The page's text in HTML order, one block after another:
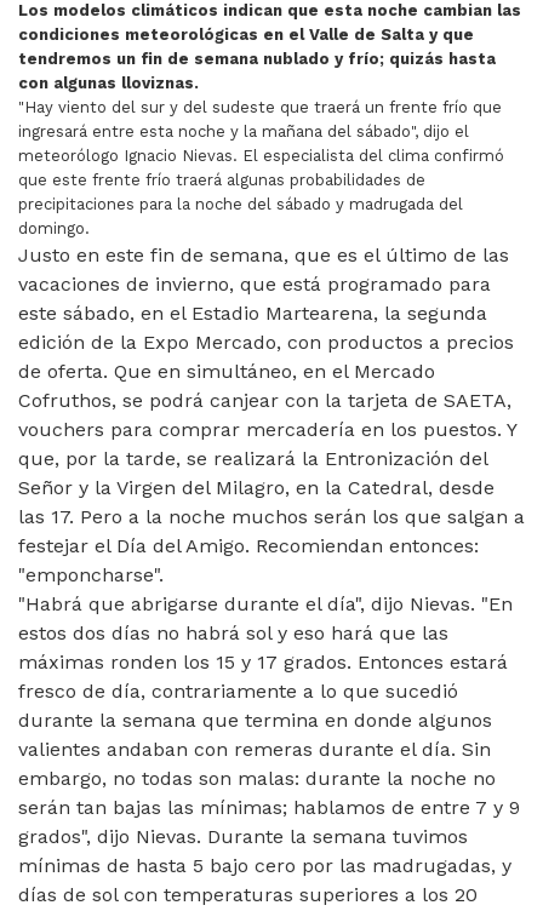
Los modelos climáticos indican que esta noche cambian las
condiciones meteorológicas en el Valle de Salta y que
tendremos un fin de semana nublado y frío; quizás hasta
con algunas lloviznas.
"Hay viento del sur y del sudeste que traerá un frente frío que
ingresará entre esta noche y la mañana del sábado", dijo el
meteorólogo Ignacio Nievas. El especialista del clima confirmó
que este frente frío traerá algunas probabilidades de
precipitaciones para la noche del sábado y madrugada del
domingo.
Justo en este fin de semana, que es el último de las
vacaciones de invierno, que está programado para
este sábado, en el Estadio Martearena, la segunda
edición de la Expo Mercado, con productos a precios
de oferta. Que en simultáneo, en el Mercado
Cofruthos, se podrá canjear con la tarjeta de SAETA,
vouchers para comprar mercadería en los puestos. Y
que, por la tarde, se realizará la Entronización del
Señor y la Virgen del Milagro, en la Catedral, desde
las 17. Pero a la noche muchos serán los que salgan a
festejar el Día del Amigo. Recomiendan entonces:
"emponcharse".
"Habrá que abrigarse durante el día", dijo Nievas. "En
estos dos días no habrá sol y eso hará que las
máximas ronden los 15 y 17 grados. Entonces estará
fresco de día, contrariamente a lo que sucedió
durante la semana que termina en donde algunos
valientes andaban con remeras durante el día. Sin
embargo, no todas son malas: durante la noche no
serán tan bajas las mínimas; hablamos de entre 7 y 9
grados", dijo Nievas. Durante la semana tuvimos
mínimas de hasta 5 bajo cero por las madrugadas, y
días de sol con temperaturas superiores a los 20